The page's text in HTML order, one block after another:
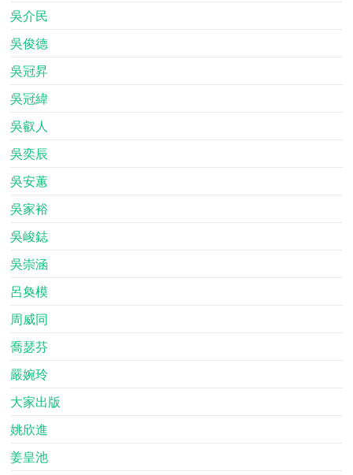
吳介民
吳俊德
吳冠昇
吳冠緯
吳叡人
吳奕辰
吳安蕙
吳家裕
吳峻鋕
吳崇涵
呂奐模
周威同
喬瑟芬
嚴婉玲
大家出版
姚欣進
姜皇池